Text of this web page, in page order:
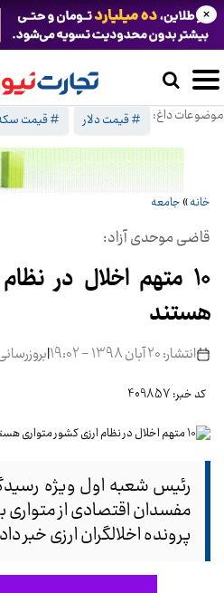
موضوعات داغ: # قیمت دلار # قیمت
×
خانه» جامعه
قاضی موحدی آزاد:
۱۰ متهم اخلال در
هستند
انتشار: 20 آبان 1398 - 19:02 |بروزرسانی: 7 سال
کد خبر: 409857
رئیس شعبه اول ویژه
پرونده اخلالگران ارزی خبر